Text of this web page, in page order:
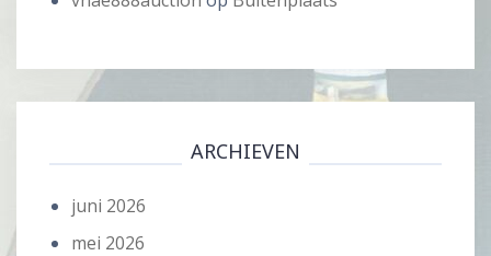
ARCHIEVEN
juni 2026
mei 2026